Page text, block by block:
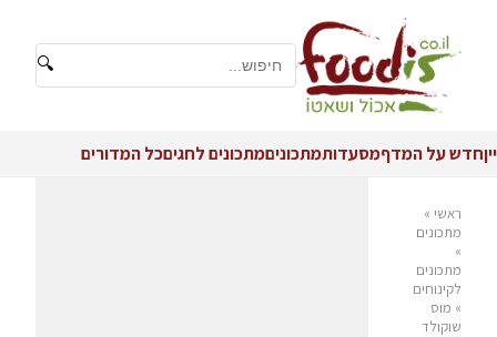
🔍
ייןחדש על המדףמסעדותמתכוניםמתכונים לחגיםכל המדורים
ראשי »
מתכונים
»
מתכונים
לקינוחים
» מוס
שוקולד